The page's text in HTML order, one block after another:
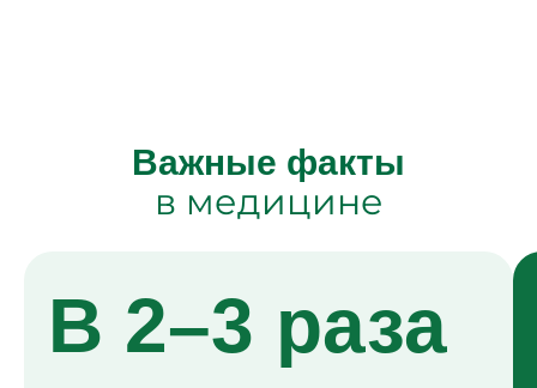
Важные факты
в медицине
В 2–3 раза